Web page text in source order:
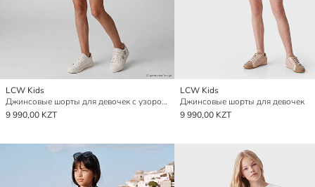
LCW Kids
Джинсовые шорты для девочек с узором из бантов, украшенные стразами
9 990,00 KZT
LCW Kids
Джинсовые шорты для девочек
9 990,00 KZT